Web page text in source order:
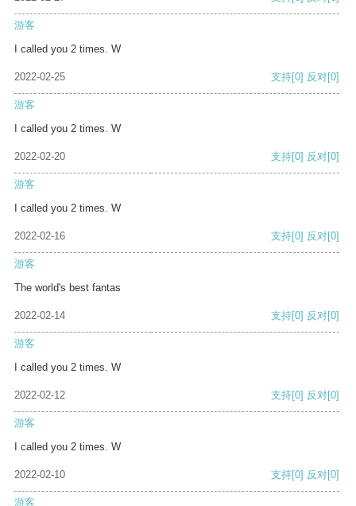
游客
I called you 2 times. W
2022-02-25 支持[0] 反对[0]
游客
I called you 2 times. W
2022-02-20 支持[0] 反对[0]
游客
I called you 2 times. W
2022-02-16 支持[0] 反对[0]
游客
The world's best fantas
2022-02-14 支持[0] 反对[0]
游客
I called you 2 times. W
2022-02-12 支持[0] 反对[0]
游客
I called you 2 times. W
2022-02-10 支持[0] 反对[0]
游客